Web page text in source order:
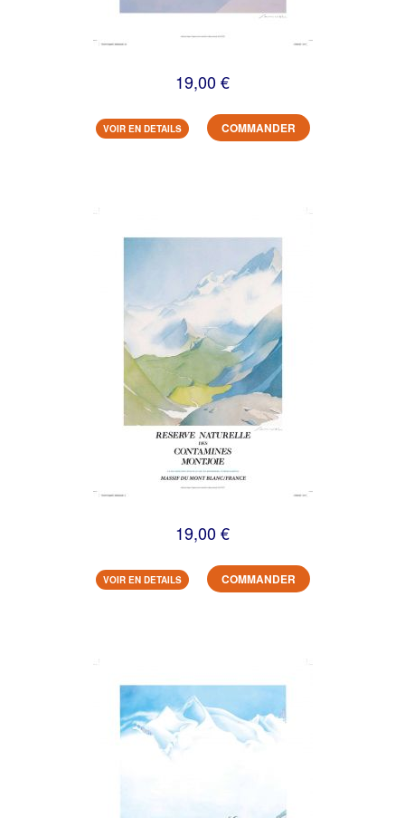
19,00 €
VOIR EN DETAILS COMMANDER
19,00 €
VOIR EN DETAILS COMMANDER